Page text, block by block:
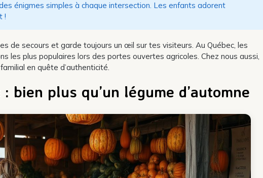
énigmes simples à chaque intersection. Les enfants adorent
!
de secours et garde toujours un œil sur tes visiteurs. Au Québec, les
les plus populaires lors des portes ouvertes agricoles. Chez nous aussi,
en quête d’authenticité.
bien plus qu’un légume d’automne